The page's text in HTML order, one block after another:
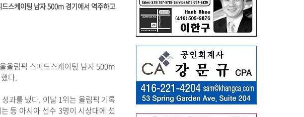
스케이팅 남자 500m 경기에서 역주하고
올림픽 스피드스케이팅 남자 500m
다.
과를 냈다. 이날 1위는 올림픽 기록
등 아시아 선수 3명이 시상대에 섰